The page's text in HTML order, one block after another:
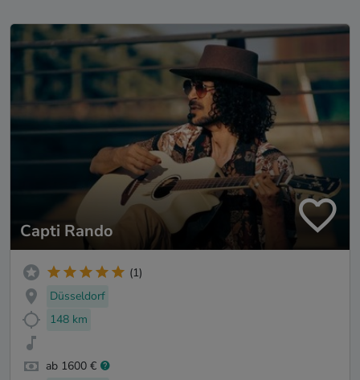
Capti Rando
(1)
Düsseldorf
148 km
ab 1600 €